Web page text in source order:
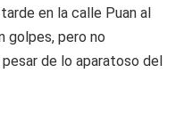
en la calle Puan al
golpes, pero no
de lo aparatoso del